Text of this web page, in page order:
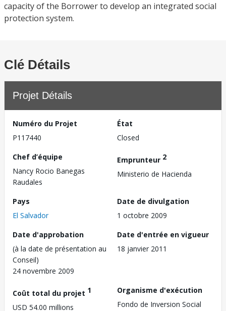
capacity of the Borrower to develop an integrated social
protection system.
Clé Détails
Projet Détails
Numéro du Projet
P117440
État
Closed
Chef d’équipe
Nancy Rocio Banegas
Raudales
Emprunteur 2
Ministerio de Hacienda
Pays
El Salvador
Date de divulgation
1 octobre 2009
Date d'approbation
(à la date de présentation au
Conseil)
24 novembre 2009
Date d'entrée en vigueur
18 janvier 2011
Coût total du projet 1
USD 54.00 millions
Organisme d'exécution
Fondo de Inversion Social